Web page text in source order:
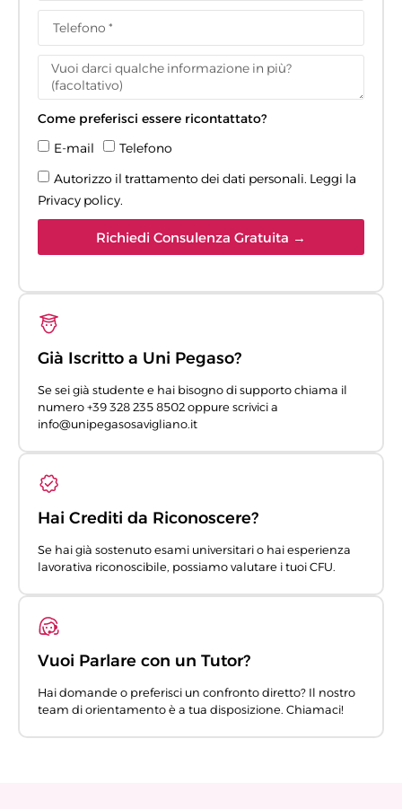
Come preferisci essere ricontattato?
E-mail
Telefono
Autorizzo il trattamento dei dati personali. Leggi la
Privacy policy.
Richiedi Consulenza Gratuita →
Già Iscritto a Uni Pegaso?
Se sei già studente e hai bisogno di supporto chiama il
numero +39 328 235 8502 oppure scrivici a
info@unipegasosavigliano.it
Hai Crediti da Riconoscere?
Se hai già sostenuto esami universitari o hai esperienza
lavorativa riconoscibile, possiamo valutare i tuoi CFU.
Vuoi Parlare con un Tutor?
Hai domande o preferisci un confronto diretto? Il nostro
team di orientamento è a tua disposizione. Chiamaci!